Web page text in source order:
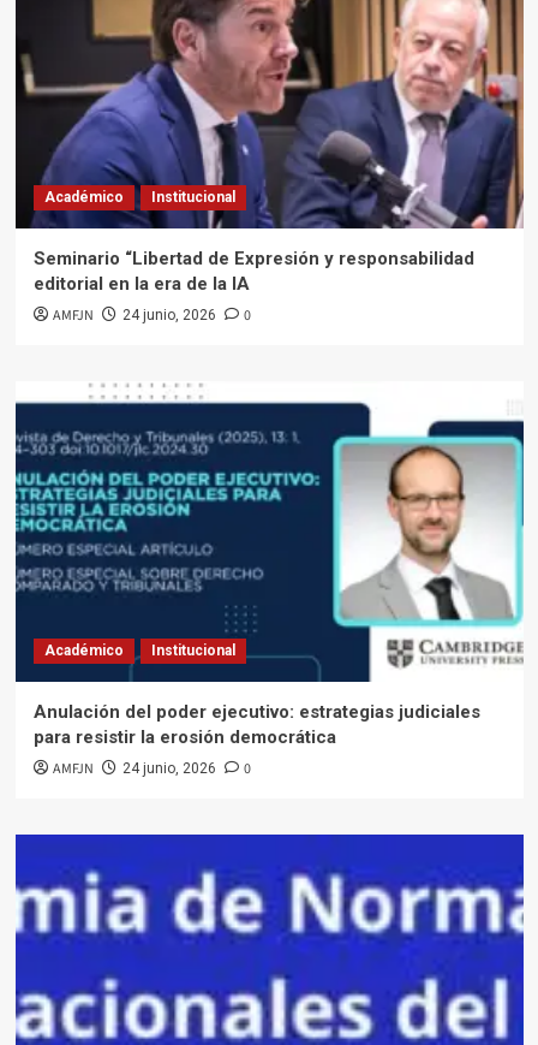
Académico Institucional
Seminario “Libertad de Expresión y responsabilidad
editorial en la era de la IA
AMFJN 24 junio, 2026 0
Académico Institucional
Anulación del poder ejecutivo: estrategias judiciales
para resistir la erosión democrática
AMFJN 24 junio, 2026 0